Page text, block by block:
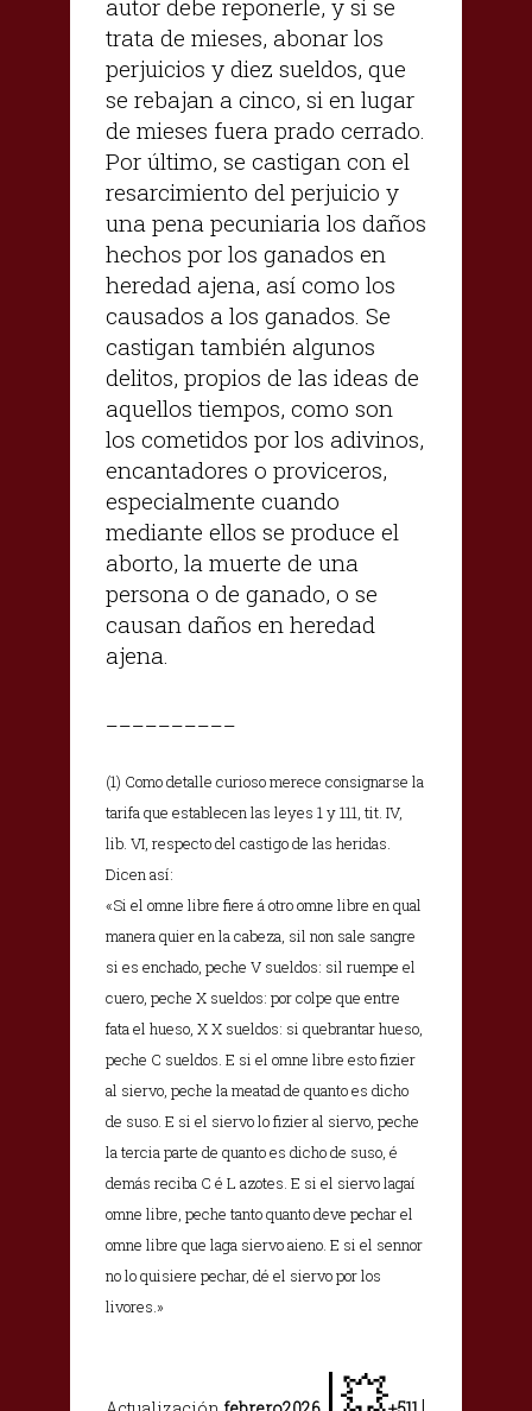
autor debe reponerle, y si se
trata de mieses, abonar los
perjuicios y diez sueldos, que
se rebajan a cinco, si en lugar
de mieses fuera prado cerrado.
Por último, se castigan con el
resarcimiento del perjuicio y
una pena pecuniaria los daños
hechos por los ganados en
heredad ajena, así como los
causados a los ganados. Se
castigan también algunos
delitos, propios de las ideas de
aquellos tiempos, como son
los cometidos por los adivinos,
encantadores o proviceros,
especialmente cuando
mediante ellos se produce el
aborto, la muerte de una
persona o de ganado, o se
causan daños en heredad
ajena.
(1) Como detalle curioso merece consignarse la
tarifa que establecen las leyes 1 y 111, tit. IV,
lib. VI, respecto del castigo de las heridas.
Dicen así:
«Si el omne libre fiere á otro omne libre en qual
manera quier en la cabeza, sil non sale sangre
si es enchado, peche V sueldos: sil ruempe el
cuero, peche X sueldos: por colpe que entre
fata el hueso, X X sueldos: si quebrantar hueso,
peche C sueldos. E si el omne libre esto fizier
al siervo, peche la meatad de quanto es dicho
de suso. E si el siervo lo fizier al siervo, peche
la tercia parte de quanto es dicho de suso, é
demás reciba C é L azotes. E si el siervo lagaí
omne libre, peche tanto quanto deve pechar el
omne libre que laga siervo aieno. E si el sennor
no lo quisiere pechar, dé el siervo por los
livores.»
|💥